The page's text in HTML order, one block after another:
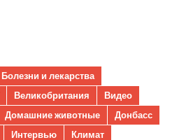
Болезни и лекарства
Великобритания
Видео
Домашние животные
Донбасс
Интервью
Климат